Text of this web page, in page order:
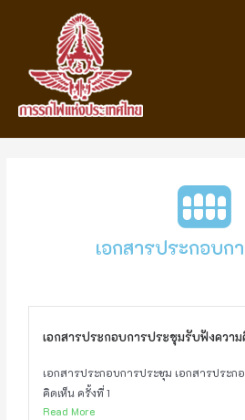
เอกสารประกอบก
เอกสารประกอบการประชุมรับฟังความ
เอกสารประกอบการประชุม เอกสารประ
คิดเห็น ครั้งที่ 1
Read More